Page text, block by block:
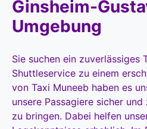
Ginsheim-
Umgebung
Sie suchen ein zuverlässiges
Shuttleservice zu einem
von Taxi Muneeb haben es
unsere Passagiere sicher
zu bringen. Dabei helfen